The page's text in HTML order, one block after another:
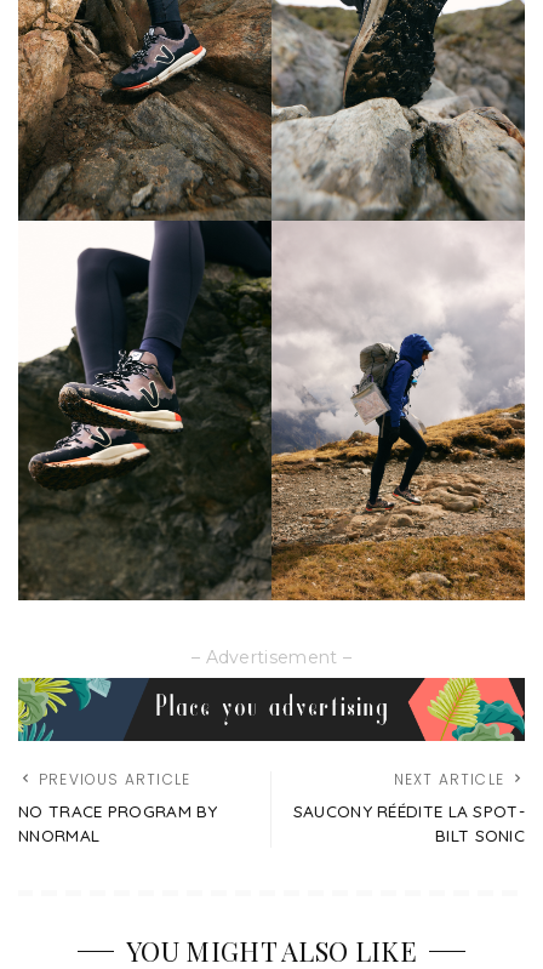
– Advertisement –
PREVIOUS ARTICLE
NO TRACE PROGRAM BY
NNORMAL
NEXT ARTICLE
SAUCONY RÉÉDITE LA SPOT-
BILT SONIC
YOU MIGHT ALSO LIKE